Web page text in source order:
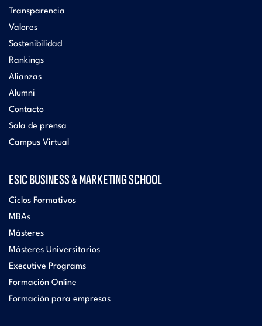
Transparencia
Valores
Sostenibilidad
Rankings
Alianzas
Alumni
Contacto
Sala de prensa
Campus Virtual
ESIC BUSINESS & MARKETING SCHOOL
Ciclos Formativos
MBAs
Másteres
Másteres Universitarios
Executive Programs
Formación Online
Formación para empresas